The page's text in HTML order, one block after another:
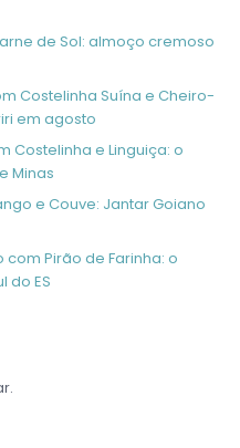
de Sol: almoço cremoso
Costelinha Suína e Cheiro-
em agosto
Costelinha e Linguiça: o
Minas
e Couve: Jantar Goiano
Pirão de Farinha: o
do ES